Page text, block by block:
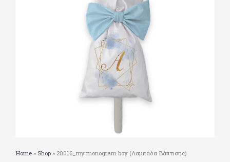
Home » Shop » 20016_my monogram boy (Λαμπάδα Βάπτισης)